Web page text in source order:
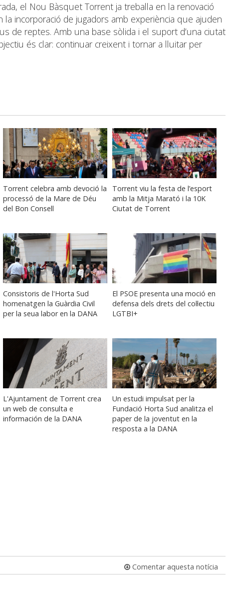
el Nou Bàsquet Torrent ja treballa en la renovació
incorporació de jugadors amb experiència que ajuden
de reptes. Amb una base sòlida i el suport d’una ciutat
és clar: continuar creixent i tornar a lluitar per
Torrent celebra amb devoció la
processó de la Mare de Déu
del Bon Consell
Torrent viu la festa de l’esport
amb la Mitja Marató i la 10K
Ciutat de Torrent
Consistoris de l'Horta Sud
homenatgen la Guàrdia Civil
per la seua labor en la DANA
El PSOE presenta una moció en
defensa dels drets del col·lectiu
LGTBI+
L'Ajuntament de Torrent crea
un web de consulta e
información de la DANA
Un estudi impulsat per la
Fundació Horta Sud analitza el
paper de la joventut en la
resposta a la DANA
Comentar aquesta notícia